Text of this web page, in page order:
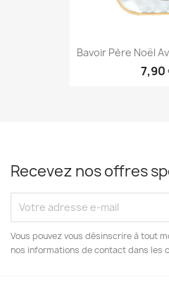
Bavoir Père Noël
7,90
Recevez nos offres
Vous pouvez vous désinscrire à tout
nos informations de contact dans les